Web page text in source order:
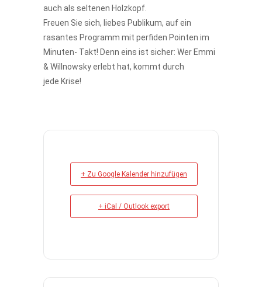
auch als seltenen Holzkopf.
Freuen Sie sich, liebes Publikum, auf ein
rasantes Programm mit perfiden Pointen im
Minuten- Takt! Denn eins ist sicher: Wer Emmi
& Willnowsky erlebt hat, kommt durch
jede Krise!
+ Zu Google Kalender hinzufügen
+ iCal / Outlook export